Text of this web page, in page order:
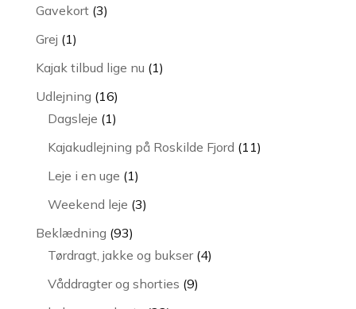
Gavekort 33
Grej 11
vare
Kajak tilbud lige nu 11
Udlejning 1616
varer
Dagsleje 11
vare
Kajakudlejning på Roskilde Fjord 1111
Leje i en uge 11
vare
Weekend leje 33
Beklædning 9393
varer
Tørdragt, jakke og bukser 44
Våddragter og shorties 99